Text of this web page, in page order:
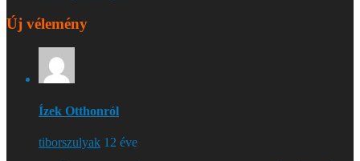
Új vélemény
Ízek Otthonról
tiborszulyak 12 éve